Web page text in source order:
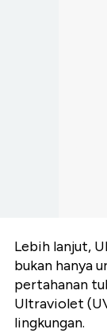
Lebih lanjut,
bukan hanya
pertahanan
Ultraviolet
lingkungan.